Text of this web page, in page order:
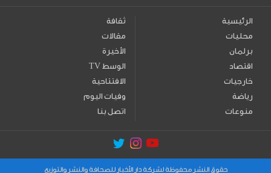
الرئيسية
محليات
برلمان
اقتصاد
خارجيات
رياضة
منوعات
ثقافة
مقالات
الأخيرة
TV الوسط
الافتتاحية
وفيات اليوم
اتصل بنا
حقوق النشر محفوظة لشركة دار الأخبار للصحافة والنشر والتوزيع